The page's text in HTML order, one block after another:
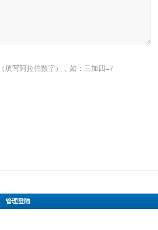
填写阿拉伯数字），如：三加四=7
管理登陆